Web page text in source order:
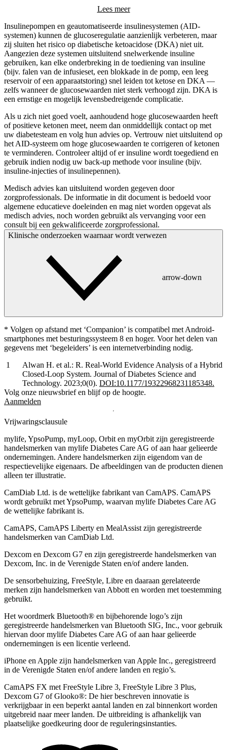
Lees meer
Insulinepompen en geautomatiseerde insulinesystemen (AID-
systemen) kunnen de glucoseregulatie aanzienlijk verbeteren, maar
zij sluiten het risico op diabetische ketoacidose (DKA) niet uit.
Aangezien deze systemen uitsluitend snelwerkende insuline
gebruiken, kan elke onderbreking in de toediening van insuline
(bijv. falen van de infusieset, een blokkade in de pomp, een leeg
reservoir of een apparaatstoring) snel leiden tot ketose en DKA —
zelfs wanneer de glucosewaarden niet sterk verhoogd zijn. DKA is
een ernstige en mogelijk levensbedreigende complicatie.
Als u zich niet goed voelt, aanhoudend hoge glucosewaarden heeft
of positieve ketonen meet, neem dan onmiddellijk contact op met
uw diabetesteam en volg hun advies op. Vertrouw niet uitsluitend op
het AID-systeem om hoge glucosewaarden te corrigeren of ketonen
te verminderen. Controleer altijd of er insuline wordt toegediend en
gebruik indien nodig uw back-up methode voor insuline (bijv.
insuline-injecties of insulinepennen).
Medisch advies kan uitsluitend worden gegeven door
zorgprofessionals. De informatie in dit document is bedoeld voor
algemene educatieve doeleinden en mag niet worden opgevat als
medisch advies, noch worden gebruikt als vervanging voor een
consult bij een gekwalificeerde zorgprofessional.
Klinische onderzoeken waarnaar wordt verwezen
arrow-down
* Volgen op afstand met ‘Companion’ is compatibel met Android-
smartphones met besturingssysteem 8 en hoger. Voor het delen van
gegevens met ‘begeleiders’ is een internetverbinding nodig.
Alwan H. et al.: R. Real-World Evidence Analysis of a Hybrid
Closed-Loop System. Journal of Diabetes Science and
Technology. 2023;0(0). DOI:10.1177/19322968231185348.
Volg onze nieuwsbrief en blijf op de hoogte.
Aanmelden
Vrijwaringsclausule
mylife, YpsoPump, myLoop, Orbit en myOrbit zijn geregistreerde
handelsmerken van mylife Diabetes Care AG of aan haar gelieerde
ondernemingen. Andere handelsmerken zĳn eigendom van de
respectievelĳke eigenaars. De afbeeldingen van de producten dienen
alleen ter illustratie.
CamDiab Ltd. is de wettelijke fabrikant van CamAPS. CamAPS
wordt gebruikt met YpsoPump, waarvan mylife Diabetes Care AG
de wettelijke fabrikant is.
CamAPS, CamAPS Liberty en MealAssist zijn geregistreerde
handelsmerken van CamDiab Ltd.
Dexcom en Dexcom G7 en zijn geregistreerde handelsmerken van
Dexcom, Inc. in de Verenigde Staten en/of andere landen.
De sensorbehuizing, FreeStyle, Libre en daaraan gerelateerde
merken zijn handelsmerken van Abbott en worden met toestemming
gebruikt.
Het woordmerk Bluetooth® en bijbehorende logo’s zijn
geregistreerde handelsmerken van Bluetooth SIG, Inc., voor gebruik
hiervan door mylife Diabetes Care AG of aan haar gelieerde
ondernemingen is een licentie verleend.
iPhone en Apple zĳn handelsmerken van Apple Inc., geregistreerd
in de Verenigde Staten en/of andere landen en regio’s.
CamAPS FX met FreeStyle Libre 3, FreeStyle Libre 3 Plus,
Dexcom G7 of Glooko®: De hier beschreven innovatie is
verkrijgbaar in een beperkt aantal landen en zal binnenkort worden
uitgebreid naar meer landen. De uitbreiding is afhankelijk van
plaatselijke goedkeuring door de reguleringsinstanties.